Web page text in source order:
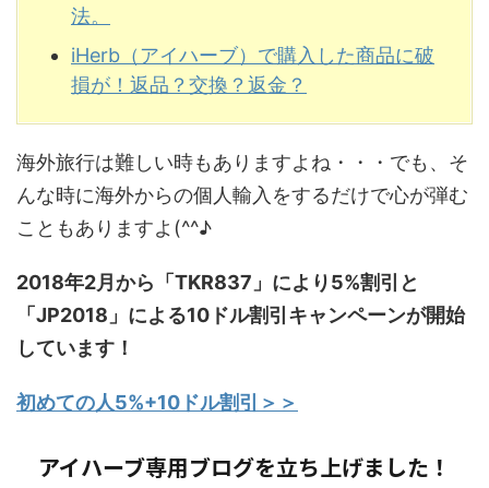
法。
iHerb（アイハーブ）で購入した商品に破
損が！返品？交換？返金？
海外旅行は難しい時もありますよね・・・でも、そ
んな時に海外からの個人輸入をするだけで心が弾む
こともありますよ(^^♪
2018年2月から「TKR837」により5%割引と
「JP2018」による10ドル割引キャンペーンが開始
しています！
初めての人5%+10ドル割引＞＞
アイハーブ専用ブログを立ち上げました！